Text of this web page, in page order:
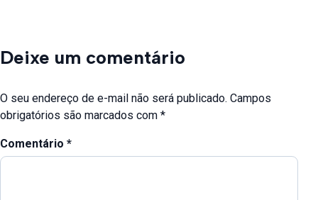
Deixe um comentário
O seu endereço de e-mail não será publicado. Campos
obrigatórios são marcados com *
Comentário *